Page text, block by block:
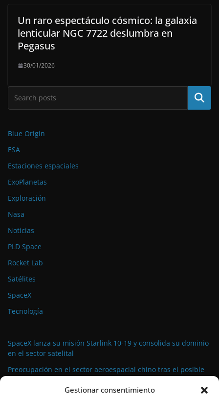
Gestionar consentimiento
Un raro espectáculo cósmico: la galaxia
lenticular NGC 7722 deslumbra en
Pegasus
30/01/2026
Buscar
Blue Origin
ESA
Estaciones espaciales
ExoPlanetas
Exploración
Nasa
Noticias
PLD Space
Rocket Lab
Satélites
SpaceX
Tecnología
SpaceX lanza su misión Starlink 10-19 y consolida su dominio
en el sector satelital
Preocupación en el sector aeroespacial chino tras el posible
El primer contacto: Galileo Segunda Generación da un paso